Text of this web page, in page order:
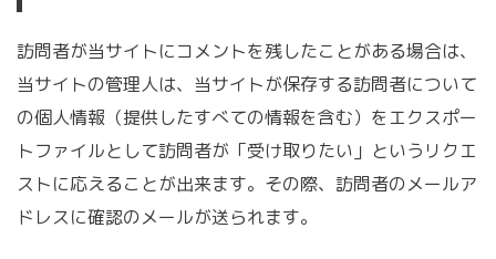
訪問者が当サイトにコメントを残したことがある場合は、
当サイトの管理人は、当サイトが保存する訪問者について
の個人情報（提供したすべての情報を含む）をエクスポー
トファイルとして訪問者が「受け取りたい」というリクエ
ストに応えることが出来ます。その際、訪問者のメールア
ドレスに確認のメールが送られます。